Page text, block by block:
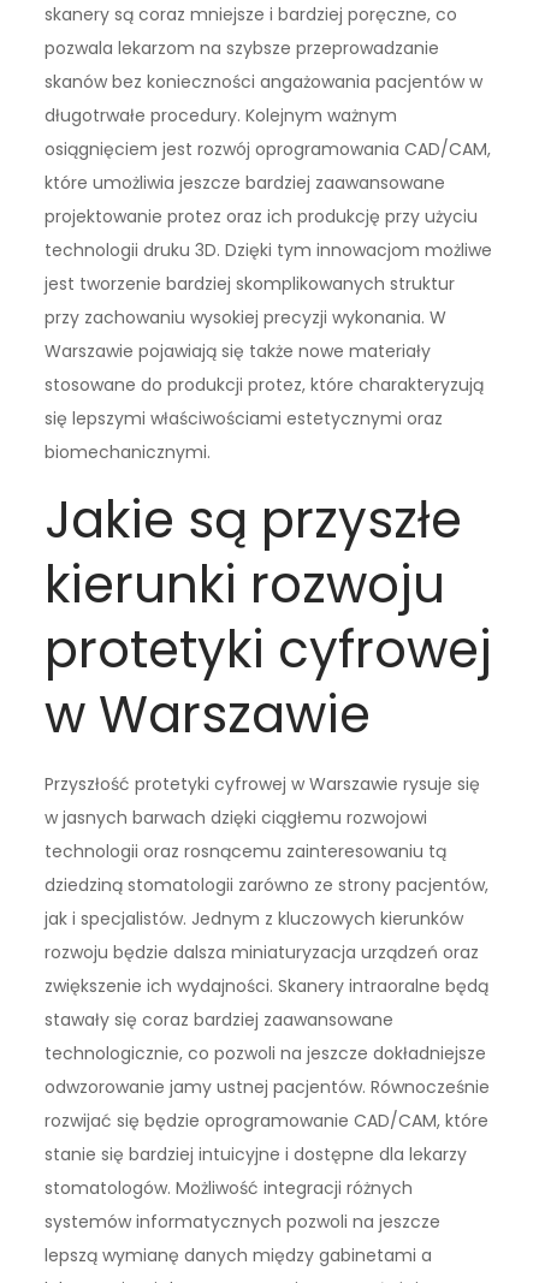
skanery są coraz mniejsze i bardziej poręczne, co
pozwala lekarzom na szybsze przeprowadzanie
skanów bez konieczności angażowania pacjentów w
długotrwałe procedury. Kolejnym ważnym
osiągnięciem jest rozwój oprogramowania CAD/CAM,
które umożliwia jeszcze bardziej zaawansowane
projektowanie protez oraz ich produkcję przy użyciu
technologii druku 3D. Dzięki tym innowacjom możliwe
jest tworzenie bardziej skomplikowanych struktur
przy zachowaniu wysokiej precyzji wykonania. W
Warszawie pojawiają się także nowe materiały
stosowane do produkcji protez, które charakteryzują
się lepszymi właściwościami estetycznymi oraz
biomechanicznymi.
Jakie są przyszłe
kierunki rozwoju
protetyki cyfrowej
w Warszawie
Przyszłość protetyki cyfrowej w Warszawie rysuje się
w jasnych barwach dzięki ciągłemu rozwojowi
technologii oraz rosnącemu zainteresowaniu tą
dziedziną stomatologii zarówno ze strony pacjentów,
jak i specjalistów. Jednym z kluczowych kierunków
rozwoju będzie dalsza miniaturyzacja urządzeń oraz
zwiększenie ich wydajności. Skanery intraoralne będą
stawały się coraz bardziej zaawansowane
technologicznie, co pozwoli na jeszcze dokładniejsze
odwzorowanie jamy ustnej pacjentów. Równocześnie
rozwijać się będzie oprogramowanie CAD/CAM, które
stanie się bardziej intuicyjne i dostępne dla lekarzy
stomatologów. Możliwość integracji różnych
systemów informatycznych pozwoli na jeszcze
lepszą wymianę danych między gabinetami a